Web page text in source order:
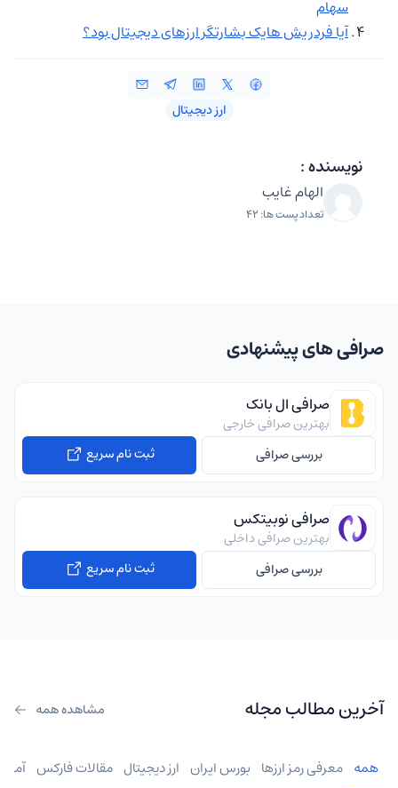
سهام
آیا فردریش هایک بشارتگر ارزهای دیجیتال بود؟
ارز دیجیتال
نویسنده :
الهام غایب
تعداد پست ها: 42
صرافی های پیشنهادی
صرافی ال بانک
بهترین صرافی خارجی
بررسی صرافی
ثبت نام سریع
صرافی نوبیتکس
بهترین صرافی داخلی
بررسی صرافی
ثبت نام سریع
آخرین مطالب مجله مشاهده همه
همه معرفی رمز ارزها بورس ایران ارز دیجیتال مقالات فارکس